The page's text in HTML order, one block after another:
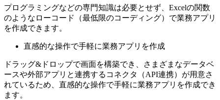
プログラミングなどの専門知識は必要とせず、Excelの関数
のようなローコード（最低限のコーディング）で業務アプリ
を作成できます。
直感的な操作で手軽に業務アプリを作成
ドラッグ&ドロップで画面を構築でき、さまざまなデータベ
ースや外部アプリと連携するコネクタ（API連携）が用意さ
れているため、直感的な操作で手軽に業務アプリを作成でき
ます。